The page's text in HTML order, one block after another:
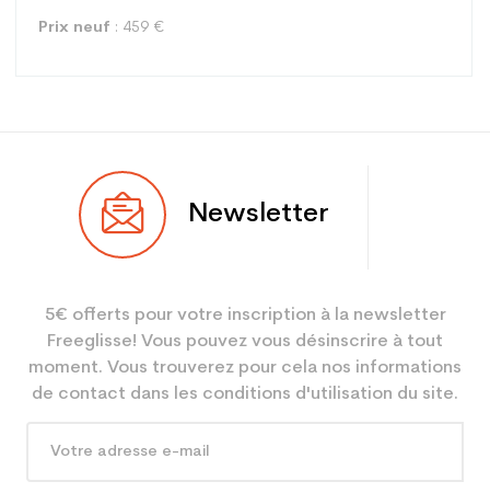
Prix neuf : 459 €
Utilisateur Mixte
Coloris Noir
En achetant d'occasion :
Economie CO² (en kg)
3.9
Newsletter
5€ offerts pour votre inscription à la newsletter
Freeglisse! Vous pouvez vous désinscrire à tout
moment. Vous trouverez pour cela nos informations
de contact dans les conditions d'utilisation du site.